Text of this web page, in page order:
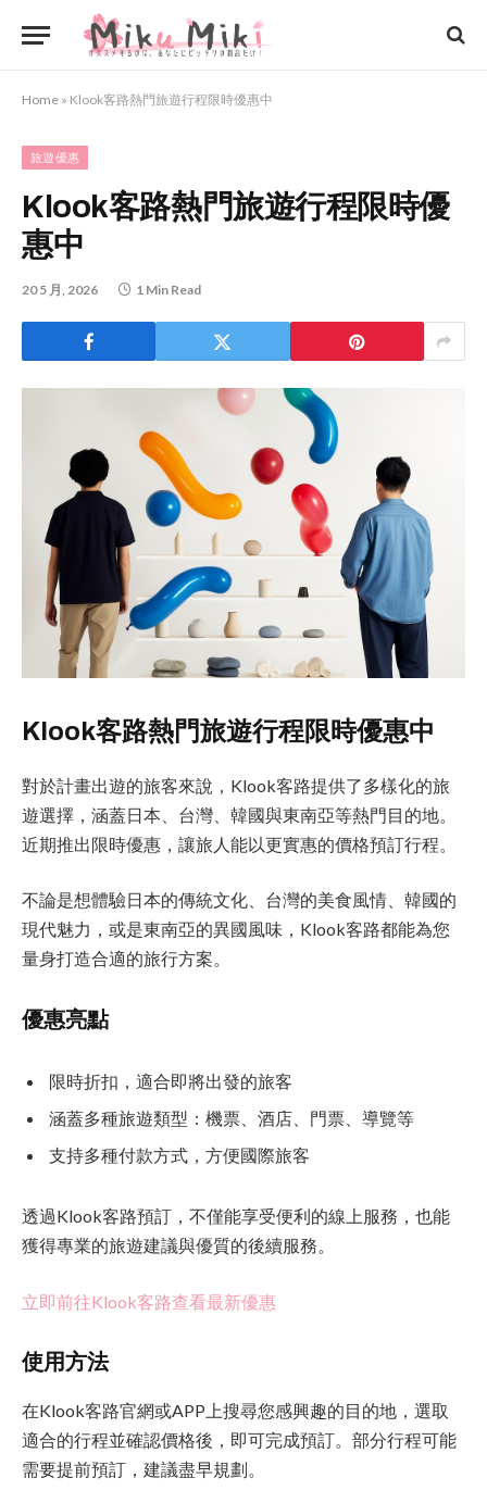
Home » Klook客路熱門旅遊行程限時優惠中
旅遊優惠
Klook客路熱門旅遊行程限時優
惠中
20 5 月, 2026 1 Min Read
Klook客路熱門旅遊行程限時優惠中
對於計畫出遊的旅客來說，Klook客路提供了多樣化的旅
遊選擇，涵蓋日本、台灣、韓國與東南亞等熱門目的地。
近期推出限時優惠，讓旅人能以更實惠的價格預訂行程。
不論是想體驗日本的傳統文化、台灣的美食風情、韓國的
現代魅力，或是東南亞的異國風味，Klook客路都能為您
量身打造合適的旅行方案。
優惠亮點
限時折扣，適合即將出發的旅客
涵蓋多種旅遊類型：機票、酒店、門票、導覽等
支持多種付款方式，方便國際旅客
透過Klook客路預訂，不僅能享受便利的線上服務，也能
獲得專業的旅遊建議與優質的後續服務。
立即前往Klook客路查看最新優惠
使用方法
在Klook客路官網或APP上搜尋您感興趣的目的地，選取
適合的行程並確認價格後，即可完成預訂。部分行程可能
需要提前預訂，建議盡早規劃。